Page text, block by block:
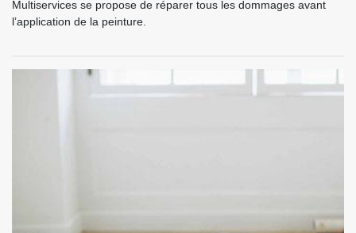
Multiservices se propose de réparer tous les dommages avant
l’application de la peinture.